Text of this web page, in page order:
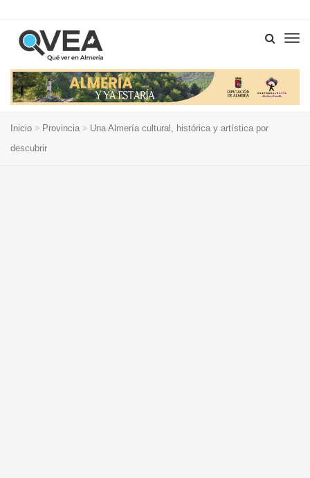
Inicio Provincia
Una Almería cultural, histórica y artística por
descubrir